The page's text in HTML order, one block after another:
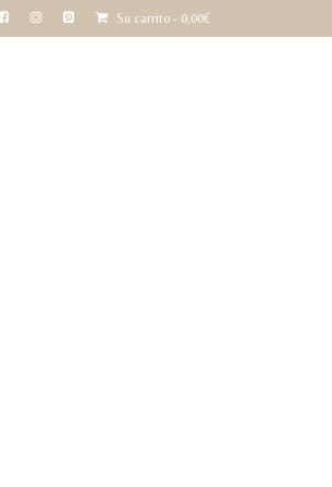
Su carrito - 0,00€